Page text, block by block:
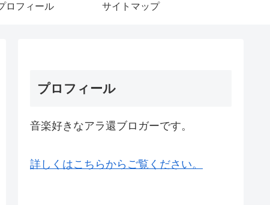
ロフィール サイトマップ
プロフィール
音楽好きなアラ還ブロガーです。
詳しくはこちらからご覧ください。